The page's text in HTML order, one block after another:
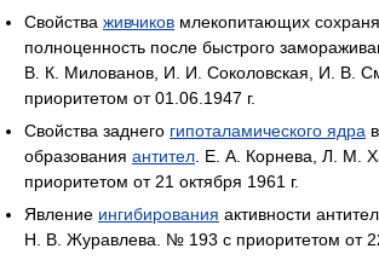
Свойства живчиков млекопитающих
полноценность после быстрого
В. К. Милованов, И. И. Соколовская, И. В.
приоритетом от 01.06.1947 г.
Свойства заднего гипоталамического ядра
образования антител . Е. А. Корнева, Л. М.
приоритетом от 21 октября 1961 г.
Явление ингибирования активности
Н. В. Журавлева. № 193 с приоритетом от